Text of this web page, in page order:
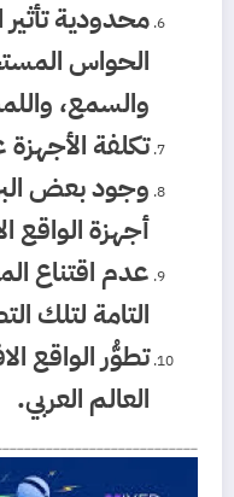
محدودية
الحواس
والسمع،
تكلفة الأجهزة
وجود بعض
أجهزة الواقع
عدم اقتناع
التامة لتلك
تطوُّر الواقع
العالم العربي.